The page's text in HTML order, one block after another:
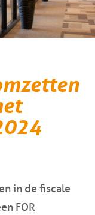
in de fiscale
FOR